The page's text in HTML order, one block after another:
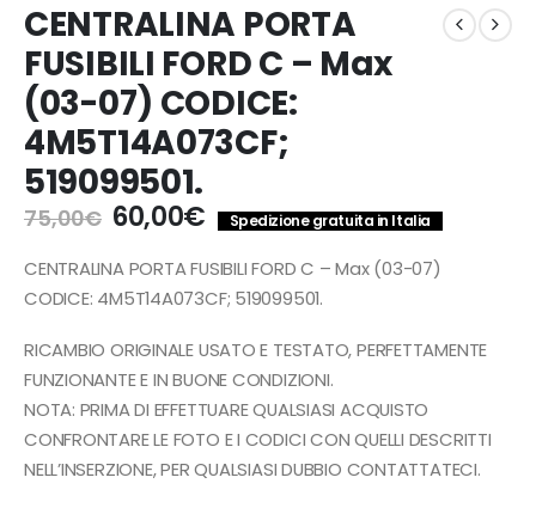
CENTRALINA PORTA
FUSIBILI FORD C – Max
(03-07) CODICE:
4M5T14A073CF;
519099501.
75,00€ Il
prezzo
originale
era:
60,00€Il
prezzo
attuale
è:
Spedizione gratuita in Italia
CENTRALINA PORTA FUSIBILI FORD C – Max (03-07)
CODICE: 4M5T14A073CF; 519099501.
RICAMBIO ORIGINALE USATO E TESTATO, PERFETTAMENTE
FUNZIONANTE E IN BUONE CONDIZIONI.
NOTA: PRIMA DI EFFETTUARE QUALSIASI ACQUISTO
CONFRONTARE LE FOTO E I CODICI CON QUELLI DESCRITTI
NELL’INSERZIONE, PER QUALSIASI DUBBIO CONTATTATECI.